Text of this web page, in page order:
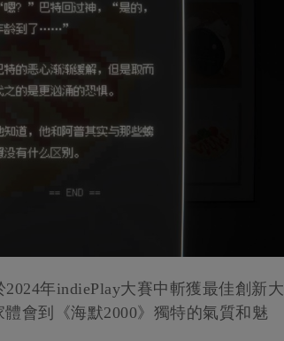
年indiePlay大賽中斬獲最佳創新大
會到《海默2000》獨特的氣質和魅